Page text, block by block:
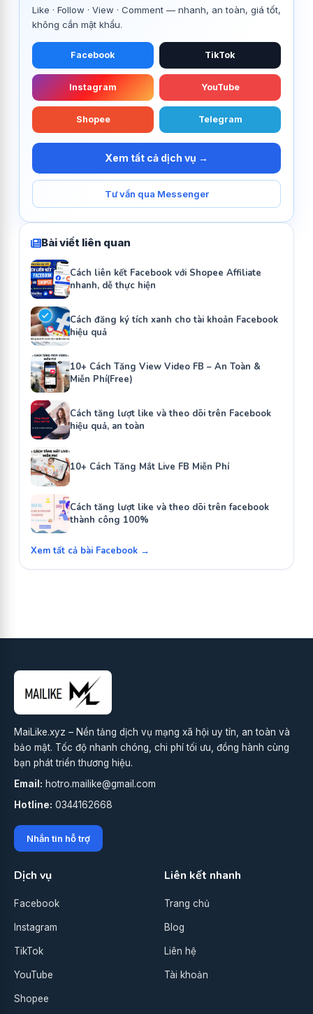
Like · Follow · View · Comment — nhanh, an toàn, giá tốt,
không cần mật khẩu.
Facebook TikTok
Instagram YouTube
Shopee Telegram
Xem tất cả dịch vụ →
Tư vấn qua Messenger
Bài viết liên quan
Cách liên kết Facebook với Shopee Affiliate
nhanh, dễ thực hiện
Cách đăng ký tích xanh cho tài khoản Facebook
hiệu quả
10+ Cách Tăng View Video FB – An Toàn &
Miễn Phí(Free)
Cách tăng lượt like và theo dõi trên Facebook
hiệu quả, an toàn
10+ Cách Tăng Mắt Live FB Miễn Phí
Cách tăng lượt like và theo dõi trên facebook
thành công 100%
Xem tất cả bài Facebook →
MaiLike.xyz – Nền tảng dịch vụ mạng xã hội uy tín, an toàn và
bảo mật. Tốc độ nhanh chóng, chi phí tối ưu, đồng hành cùng
bạn phát triển thương hiệu.
Email: hotro.mailike@gmail.com
Hotline: 0344162668
Nhắn tin hỗ trợ
Dịch vụ
Facebook
Instagram
TikTok
YouTube
Shopee
Liên kết nhanh
Trang chủ
Blog
Liên hệ
Tài khoản